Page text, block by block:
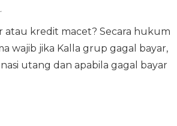
atau kredit macet? Secara hukum
wajib jika Kalla grup gagal bayar,
utang dan apabila gagal bayar